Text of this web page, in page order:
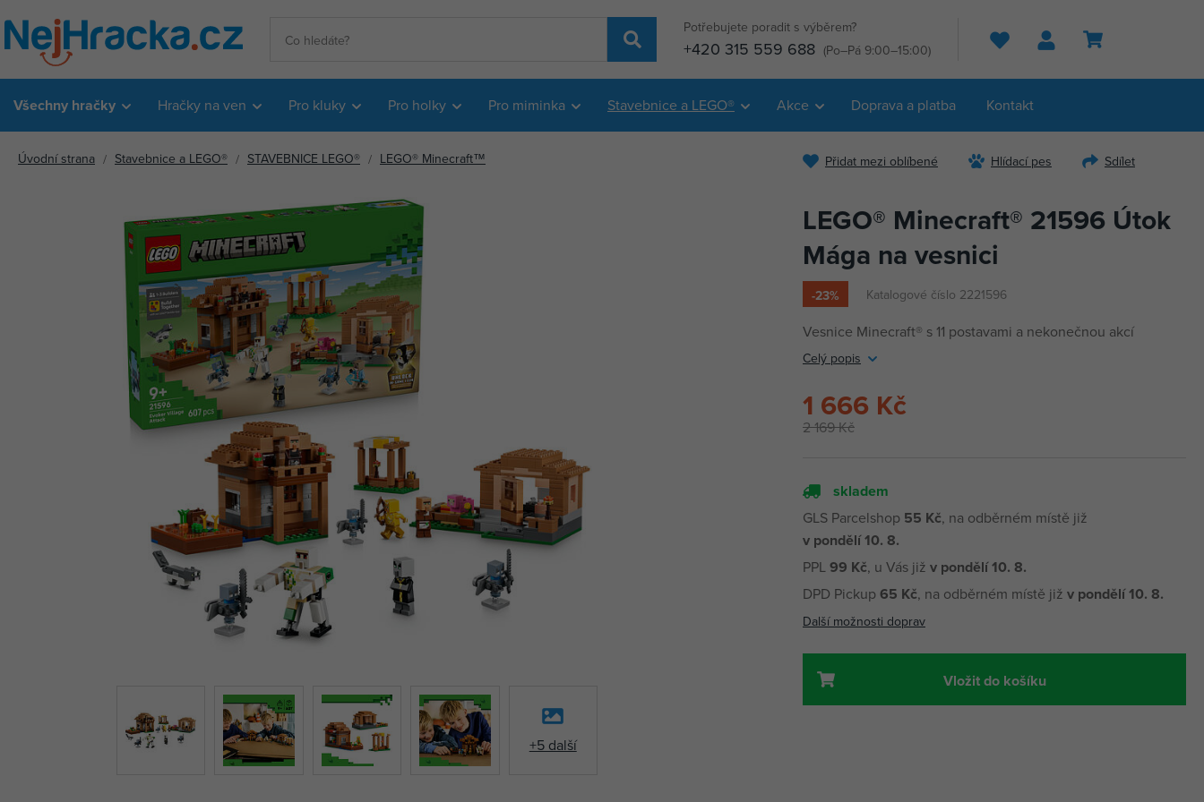
Potřebujete poradit s výběrem?
+420 315 559 688 (Po–Pá 9:00–15:00) Hledat
Všechny hračky Hračky na ven Pro kluky Pro holky Pro miminka Stavebnice a LEGO® Akce Doprava a platba Kontakt
Úvodní strana Stavebnice a LEGO® STAVEBNICE LEGO® LEGO® Minecraft™
+5 další
Přidat mezi oblíbené Hlídací pes Sdílet
LEGO® Minecraft® 21596 Útok
Mága na vesnici
-23% Katalogové číslo 2221596
Vesnice Minecraft® s 11 postavami a nekonečnou akcí
Celý popis
2 169 Kč
1 666 Kč
skladem
GLS Parcelshop 55 Kč, na odběrném místě již
v pondělí 10. 8.
PPL99 Kč, u Vás již v pondělí 10. 8.
DPD Pickup 65 Kč, na odběrném místě již v pondělí 10. 8.
Další možnosti doprav
Vložit do košíku